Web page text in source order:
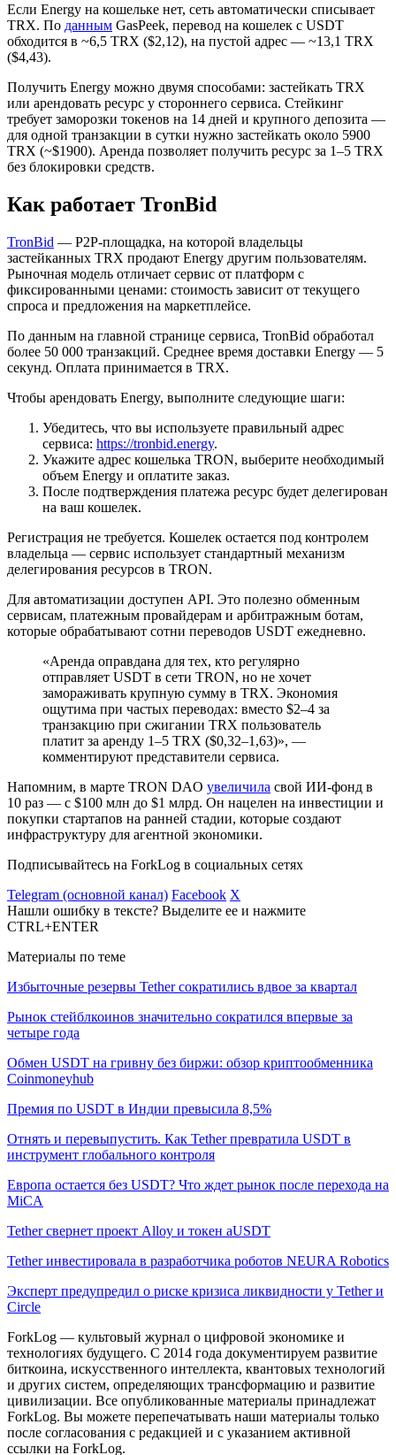
Если Energy на кошельке нет, сеть автоматически списывает
TRX. По данным GasPeek, перевод на кошелек с USDT
обходится в ~6,5 TRX ($2,12), на пустой адрес — ~13,1 TRX
($4,43).
Получить Energy можно двумя способами: застейкать TRX
или арендовать ресурс у стороннего сервиса. Стейкинг
требует заморозки токенов на 14 дней и крупного депозита —
для одной транзакции в сутки нужно застейкать около 5900
TRX (~$1900). Аренда позволяет получить ресурс за 1–5 TRX
без блокировки средств.
Как работает TronBid
TronBid — P2P-площадка, на которой владельцы
застейканных TRX продают Energy другим пользователям.
Рыночная модель отличает сервис от платформ с
фиксированными ценами: стоимость зависит от текущего
спроса и предложения на маркетплейсе.
По данным на главной странице сервиса, TronBid обработал
более 50 000 транзакций. Среднее время доставки Energy — 5
секунд. Оплата принимается в TRX.
Чтобы арендовать Energy, выполните следующие шаги:
Убедитесь, что вы используете правильный адрес
сервиса: https://tronbid.energy.
Укажите адрес кошелька TRON, выберите необходимый
объем Energy и оплатите заказ.
После подтверждения платежа ресурс будет делегирован
на ваш кошелек.
Регистрация не требуется. Кошелек остается под контролем
владельца — сервис использует стандартный механизм
делегирования ресурсов в TRON.
Для автоматизации доступен API. Это полезно обменным
сервисам, платежным провайдерам и арбитражным ботам,
которые обрабатывают сотни переводов USDT ежедневно.
«Аренда оправдана для тех, кто регулярно
отправляет USDT в сети TRON, но не хочет
замораживать крупную сумму в TRX. Экономия
ощутима при частых переводах: вместо $2–4 за
транзакцию при сжигании TRX пользователь
платит за аренду 1–5 TRX ($0,32–1,63)»‎, —
комментируют представители сервиса.
Напомним, в марте TRON DAO увеличила свой ИИ-фонд в
10 раз — с $100 млн до $1 млрд. Он нацелен на инвестиции и
покупки стартапов на ранней стадии, которые создают
инфраструктуру для агентной экономики.
Подписывайтесь на ForkLog в социальных сетях
Telegram (основной канал) Facebook X
Нашли ошибку в тексте? Выделите ее и нажмите
CTRL+ENTER
Материалы по теме
Избыточные резервы Tether сократились вдвое за квартал
Рынок стейблкоинов значительно сократился впервые за
четыре года
Обмен USDT на гривну без биржи: обзор криптообменника
Coinmoneyhub
Премия по USDT в Индии превысила 8,5%
Отнять и перевыпустить. Как Tether превратила USDT в
инструмент глобального контроля
Европа остается без USDT? Что ждет рынок после перехода на
MiCA
Tether свернет проект Alloy и токен aUSDT
Tether инвестировала в разработчика роботов NEURA Robotics
Эксперт предупредил о риске кризиса ликвидности у Tether и
Circle
ForkLog — культовый журнал о цифровой экономике и
технологиях будущего. С 2014 года документируем развитие
биткоина, искусственного интеллекта, квантовых технологий
и других систем, определяющих трансформацию и развитие
цивилизации. Все опубликованные материалы принадлежат
ForkLog. Вы можете перепечатывать наши материалы только
после согласования с редакцией и с указанием активной
ссылки на ForkLog.